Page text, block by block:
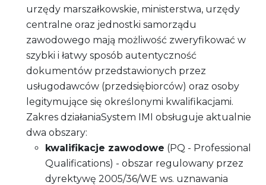
urzędy marszałkowskie, ministerstwa, urzędy
centralne oraz jednostki samorządu
zawodowego mają możliwość zweryfikować w
szybki i łatwy sposób autentyczność
dokumentów przedstawionych przez
usługodawców (przedsiębiorców) oraz osoby
legitymujące się określonymi kwalifikacjami.
Zakres działaniaSystem IMI obsługuje aktualnie
dwa obszary:
kwalifikacje zawodowe (PQ - Professional
Qualifications) - obszar regulowany przez
dyrektywę 2005/36/WE ws. uznawania